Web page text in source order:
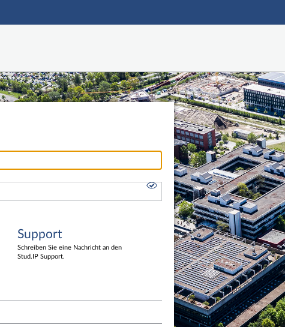
Hauptnavigation
Support
Schreiben Sie eine Nachricht an den
Stud.IP Support.